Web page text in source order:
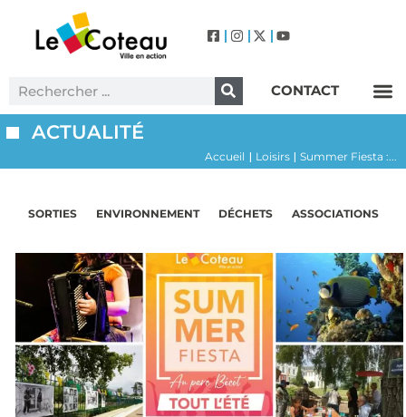
CONTACT
ACTUALITÉ
Accueil | Loisirs | Summer Fiesta :...
SORTIES ENVIRONNEMENT DÉCHETS ASSOCIATIONS